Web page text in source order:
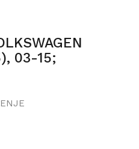
03-15;
T5), 03-15;